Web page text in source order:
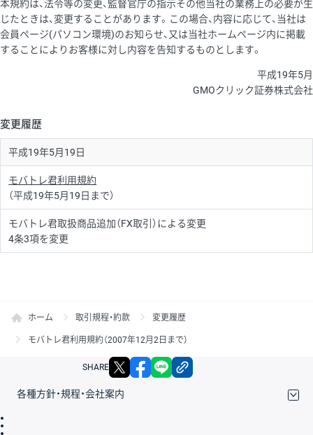
本規約は、法令等の変更、監督官庁の指示その他当社の業務上の必要が生
じたときは、変更することがあります。この場合、内容に応じて、当社は
会員ページ(パソコン環境)のお知らせ、又は当社ホームページ内に掲載
することによりお客様に対し内容を告知するものとします。
平成19年5月
GMOクリック証券株式会社
変更履歴
平成19年5月19日
モバトレ君利用規約
（平成19年5月19日まで）
モバトレ君取扱商品追加（FX取引）による変更
4条3項を変更
ホーム 取引規程・約款 変更履歴
モバトレ君利用規約（2007年12月2日まで）
SHARE X facebook
各種方針・規程・会社案内